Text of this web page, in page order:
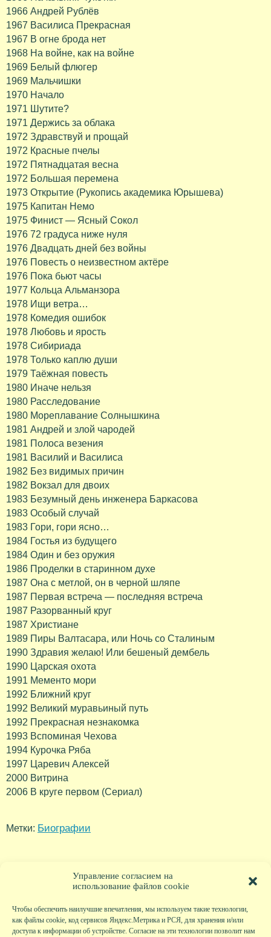
Управление согласием на
использование файлов cookie
Чтобы обеспечить наилучшие впечатления, мы используем такие технологии,
как файлы cookie, код сервисов Яндекс.Метрика и РСЯ, для хранения и/или
доступа к информации об устройстве. Согласие на эти технологии позволит нам
1966 Андрей Рублёв
1967 Василиса Прекрасная
1967 В огне брода нет
1968 На войне, как на войне
1969 Белый флюгер
1969 Мальчишки
1970 Начало
1971 Шутите?
1971 Держись за облака
1972 Здравствуй и прощай
1972 Красные пчелы
1972 Пятнадцатая весна
1972 Большая перемена
1973 Открытие (Рукопись академика Юрышева)
1975 Капитан Немо
1975 Финист — Ясный Сокол
1976 72 градуса ниже нуля
1976 Двадцать дней без войны
1976 Повесть о неизвестном актёре
1976 Пока бьют часы
1977 Кольца Альманзора
1978 Ищи ветра…
1978 Комедия ошибок
1978 Любовь и ярость
1978 Сибириада
1978 Только каплю души
1979 Таёжная повесть
1980 Иначе нельзя
1980 Расследование
1980 Мореплавание Солнышкина
1981 Андрей и злой чародей
1981 Полоса везения
1981 Василий и Василиса
1982 Без видимых причин
1982 Вокзал для двоих
1983 Безумный день инженера Баркасова
1983 Особый случай
1983 Гори, гори ясно…
1984 Гостья из будущего
1984 Один и без оружия
1986 Проделки в старинном духе
1987 Она с метлой, он в черной шляпе
1987 Первая встреча — последняя встреча
1987 Разорванный круг
1987 Христиане
1989 Пиры Валтасара, или Ночь со Сталиным
1990 Здравия желаю! Или бешеный дембель
1990 Царская охота
1991 Мементо мори
1992 Ближний круг
1992 Великий муравьиный путь
1992 Прекрасная незнакомка
1993 Вспоминая Чехова
1994 Курочка Ряба
1997 Царевич Алексей
2000 Витрина
2006 В круге первом (Сериал)
Метки: Биографии